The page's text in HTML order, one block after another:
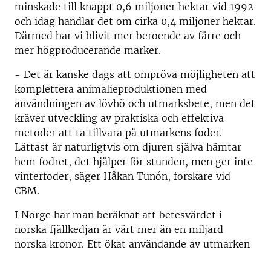
minskade till knappt 0,6 miljoner hektar vid 1992
och idag handlar det om cirka 0,4 miljoner hektar.
Därmed har vi blivit mer beroende av färre och
mer högproducerande marker.
- Det är kanske dags att ompröva möjligheten att
komplettera animalieproduktionen med
användningen av lövhö och utmarksbete, men det
kräver utveckling av praktiska och effektiva
metoder att ta tillvara på utmarkens foder.
Lättast är naturligtvis om djuren själva hämtar
hem fodret, det hjälper för stunden, men ger inte
vinterfoder, säger Håkan Tunón, forskare vid
CBM.
I Norge har man beräknat att betesvärdet i
norska fjällkedjan är värt mer än en miljard
norska kronor. Ett ökat användande av utmarken